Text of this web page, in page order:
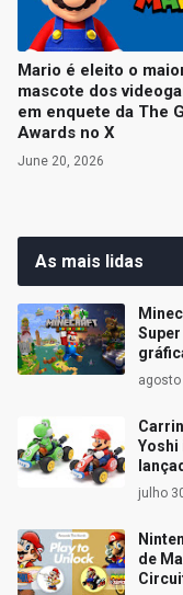
Mario é eleito o
mascote dos
em enquete da The
Awards no X
June 20, 2026
As mais lidas
agosto
Yoshi
julho
de